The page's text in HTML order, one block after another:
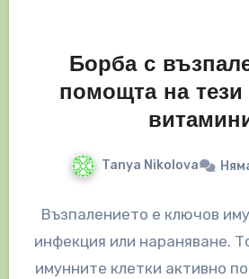
Борба с
помощта на
Tanya Nikolova
Възпалението е ключов
инфекция или нараняване.
имунните клетки активно